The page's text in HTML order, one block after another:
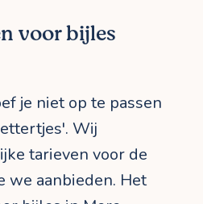
voor bijles
je niet op te passen
Wij
tarieven voor de
we aanbieden. Het